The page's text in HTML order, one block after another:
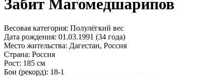
Забит Магомедшарипов
Весовая категория: Полулёгкий вес
Дата рождения: 01.03.1991 (34 года)
Место жительства: Дагестан, Россия
Страна: Россия
Рост: 185 см
Бои (рекорд): 18-1